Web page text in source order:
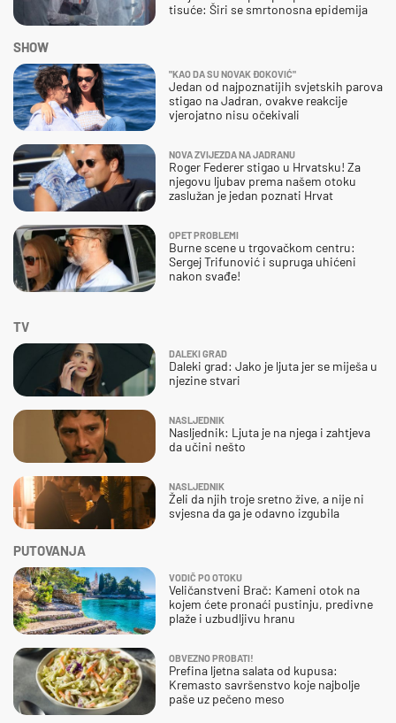
tisuće: Širi se smrtonosna epidemija
SHOW
"KAO DA SU NOVAK ĐOKOVIĆ"
Jedan od najpoznatijih svjetskih parova
stigao na Jadran, ovakve reakcije
vjerojatno nisu očekivali
NOVA ZVIJEZDA NA JADRANU
Roger Federer stigao u Hrvatsku! Za
njegovu ljubav prema našem otoku
zaslužan je jedan poznati Hrvat
OPET PROBLEMI
Burne scene u trgovačkom centru:
Sergej Trifunović i supruga uhićeni
nakon svađe!
TV
DALEKI GRAD
Daleki grad: Jako je ljuta jer se miješa u
njezine stvari
NASLJEDNIK
Nasljednik: Ljuta je na njega i zahtjeva
da učini nešto
NASLJEDNIK
Želi da njih troje sretno žive, a nije ni
svjesna da ga je odavno izgubila
PUTOVANJA
VODIČ PO OTOKU
Veličanstveni Brač: Kameni otok na
kojem ćete pronaći pustinju, predivne
plaže i uzbudljivu hranu
OBVEZNO PROBATI!
Prefina ljetna salata od kupusa:
Kremasto savršenstvo koje najbolje
paše uz pečeno meso